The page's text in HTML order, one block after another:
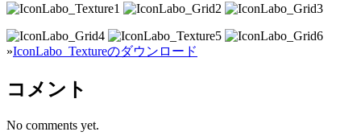
»IconLabo_Textureのダウンロード
コメント
No comments yet.